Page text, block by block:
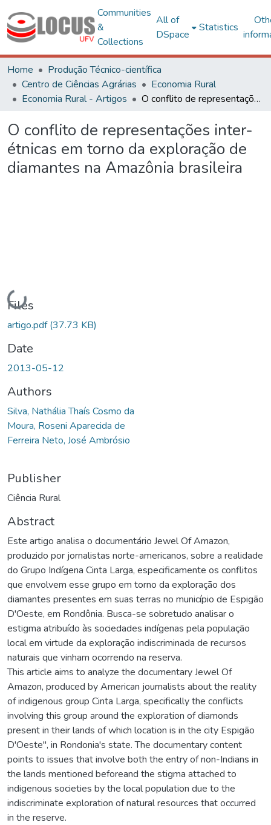
Communities
&
Collections
All of
DSpace
Statistics
Home
Produção Técnico-científica
Centro de Ciências Agrárias
Economia Rural
Economia Rural - Artigos
O conflito de representações inter-étnicas em torno da exploração de diamantes na Amazônia brasileira
O conflito de representações inter-
étnicas em torno da exploração de
diamantes na Amazônia brasileira
Loading...
Files
artigo.pdf(37.73 KB)
Date
2013-05-12
Authors
Silva, Nathália Thaís Cosmo da
Moura, Roseni Aparecida de
Ferreira Neto, José Ambrósio
Publisher
Ciência Rural
Abstract
Este artigo analisa o documentário Jewel Of Amazon,
produzido por jornalistas norte-americanos, sobre a realidade
do Grupo Indígena Cinta Larga, especificamente os conflitos
que envolvem esse grupo em torno da exploração dos
diamantes presentes em suas terras no município de Espigão
D'Oeste, em Rondônia. Busca-se sobretudo analisar o
estigma atribuído às sociedades indígenas pela população
local em virtude da exploração indiscriminada de recursos
naturais que vinham ocorrendo na reserva.
This article aims to analyze the documentary Jewel Of
Amazon, produced by American journalists about the reality
of indigenous group Cinta Larga, specifically the conflicts
involving this group around the exploration of diamonds
present in their lands of which location is in the city Espigão
D'Oeste", in Rondonia's state. The documentary content
points to issues that involve both the entry of non-Indians in
the lands mentioned beforeand the stigma attached to
indigenous societies by the local population due to the
indiscriminate exploration of natural resources that occurred
in the reserve.